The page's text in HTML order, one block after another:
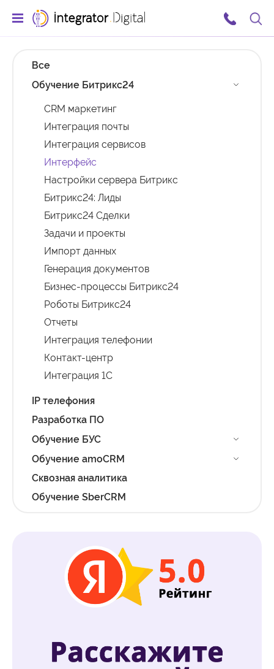
Ссылка на главную страницу
Все
Обучение Битрикс24
CRM маркетинг
Интеграция почты
Интеграция сервисов
Интерфейс
Настройки сервера Битрикс
Битрикс24: Лиды
Битрикс24 Сделки
Задачи и проекты
Импорт данных
Генерация документов
Бизнес-процессы Битрикс24
Роботы Битрикс24
Отчеты
Интеграция телефонии
Контакт-центр
Интеграция 1С
IP телефония
Разработка ПО
Обучение БУС
Обучение amoCRM
Сквозная аналитика
Обучение SberCRM